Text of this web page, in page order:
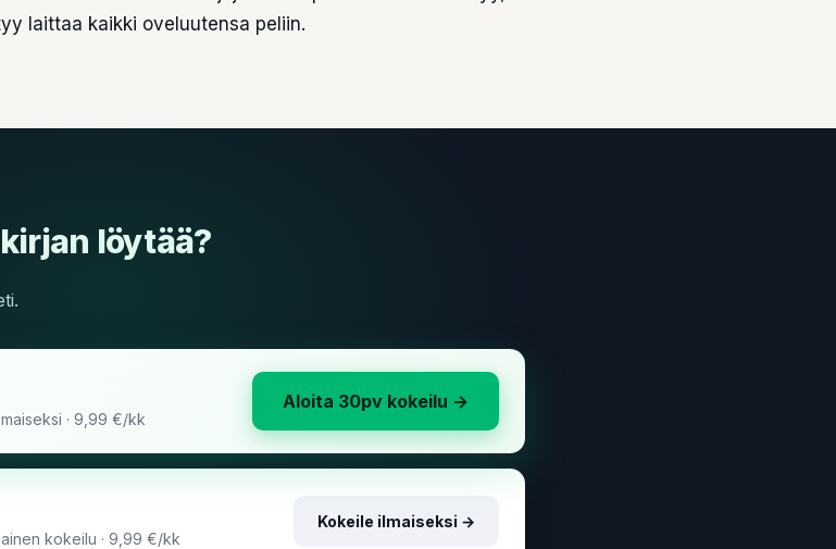
laittaa kaikki oveluutensa peliin.
löytää?
· 9,99 €/kk
Aloita 30pv kokeilu →
kokeilu · 9,99 €/kk
Kokeile ilmaiseksi →